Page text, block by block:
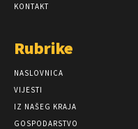
KONTAKT
Rubrike
NASLOVNICA
VIJESTI
IZ NAŠEG KRAJA
GOSPODARSTVO